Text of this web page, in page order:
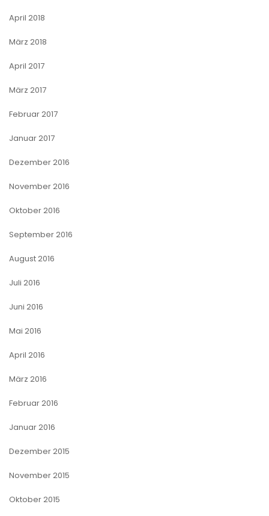
April 2018
März 2018
April 2017
März 2017
Februar 2017
Januar 2017
Dezember 2016
November 2016
Oktober 2016
September 2016
August 2016
Juli 2016
Juni 2016
Mai 2016
April 2016
März 2016
Februar 2016
Januar 2016
Dezember 2015
November 2015
Oktober 2015